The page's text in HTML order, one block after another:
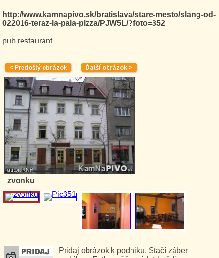
http://www.kamnapivo.sk/bratislava/stare-mesto/slang-od-
022016-teraz-la-pala-pizza/PJW5L/?foto=352
pub restaurant
zvonku
Pridaj obrázok k podniku. Stačí záber